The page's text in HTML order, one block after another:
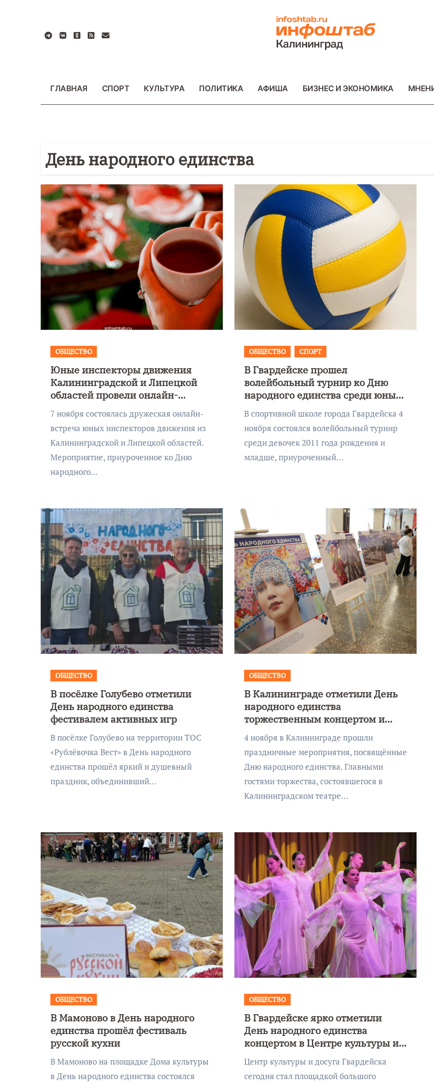
содержанию
ГЛАВНАЯ СПОРТ КУЛЬТУРА ПОЛИТИКА АФИША БИЗНЕС И ЭКОНОМИКА
День народного единства
ОБЩЕСТВО
Юные инспекторы движения
Калининградской и Липецкой
областей провели онлайн-
встречу ко Дню народного
единства
7 ноября состоялась дружеская онлайн-
встреча юных инспекторов движения из
Калининградской и Липецкой областей.
Мероприятие, приуроченное ко Дню
народного…
ОБЩЕСТВО СПОРТ
В Гвардейске прошел
волейбольный турнир ко Дню
народного единства среди юных
спортсменок
В спортивной школе города Гвардейска 4
ноября состоялся волейбольный турнир
среди девочек 2011 года рождения и
младше, приуроченный…
ОБЩЕСТВО
В посёлке Голубево отметили
День народного единства
фестивалем активных игр
В посёлке Голубево на территории ТОС
«Рублёвочка Вест» в День народного
единства прошёл яркий и душевный
праздник, объединивший…
ОБЩЕСТВО
В Калининграде отметили День
народного единства
торжественным концертом и
акцией «Посылка солдату»
4 ноября в Калининграде прошли
праздничные мероприятия, посвящённые
Дню народного единства. Главными
гостями торжества, состоявшегося в
Калининградском театре…
ОБЩЕСТВО
В Мамоново в День народного
единства прошёл фестиваль
русской кухни
В Мамоново на площадке Дома культуры
в День народного единства состоялся
ОБЩЕСТВО
В Гвардейске ярко отметили
День народного единства
концертом в Центре культуры и
досуга
Центр культуры и досуга Гвардейска
сегодня стал площадкой большого
ФОТО ВАЖНОЕ ОБЩЕСТВО ФОТО
Уникальное
северное сияние
запечатлели над
Балтикой
ВАЖНОЕ ОБЩЕСТВО
Фотокадры, как
Калининград
завалило после
снежного бурана
АФИША КУЛЬТУРА ОБЩЕСТВО
Николай Патрушев
поддержал проведение в
Калининграде морского
АФИША КУЛЬТУРА ОБЩЕСТВО
Организаторы фестиваля
«Открытое море» объявили
даты его проведения!